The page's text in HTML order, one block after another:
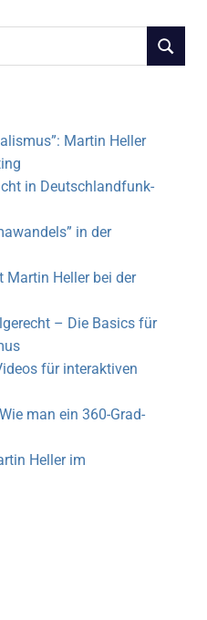
SUCHEN
Martin Heller
in Deutschlandfunk-
in der
Martin Heller bei der
– Die Basics für
für interaktiven
man ein 360-Grad-
Heller im